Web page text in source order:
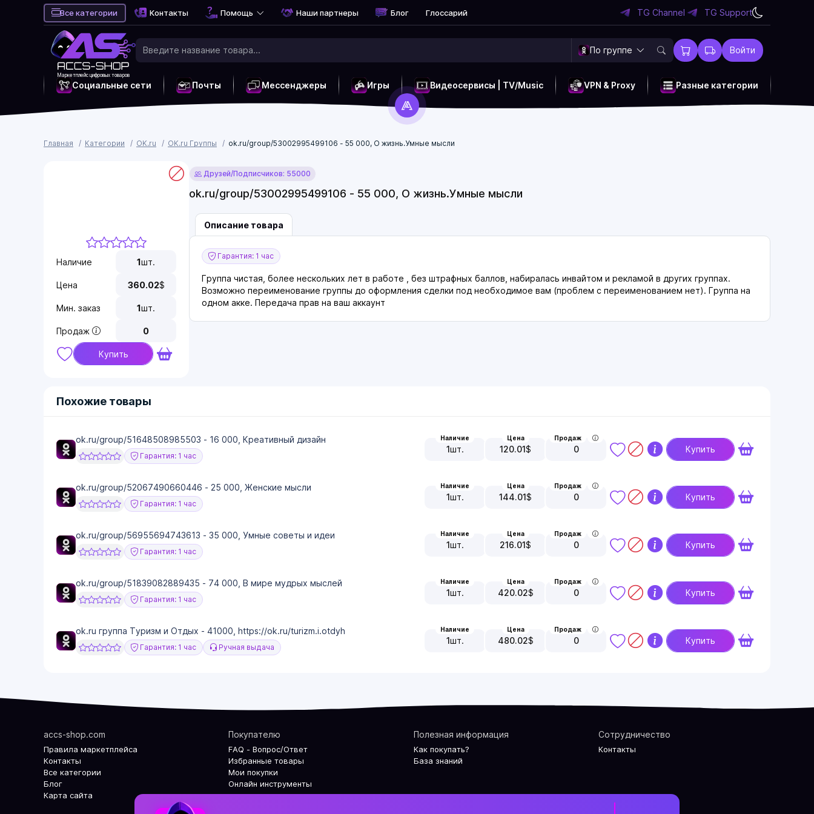
Все категории Контакты Помощь Наши партнеры Блог Глоссарий TG Channel TG Support
Маркетплейс цифровых товаров
По группе Войти
Социальные сети Почты Мессенджеры Игры Видеосервисы | TV/Music VPN & Proxy Разные категории
Главная Категории OK.ru OK.ru Группы ok.ru/group/53002995499106 - 55 000, О жизнь.Умные мысли
Наличие 1шт.
Цена 360.02$
Мин. заказ 1шт.
Продаж 0
Купить
Друзей/Подписчиков: 55000
ok.ru/group/53002995499106 - 55 000, О жизнь.Умные мысли
Описание товара
Гарантия: 1 час
Группа чистая, более нескольких лет в работе , без штрафных баллов, набиралась инвайтом и рекламой в других группах.
Возможно переименование группы до оформления сделки под необходимое вам (проблем с переименованием нет). Группа на
одном акке. Передача прав на ваш аккаунт
Похожие товары
ok.ru/group/51648508985503 - 16 000, Креативный дизайн
Гарантия: 1 час
Наличие
1шт.
Цена
120.01$
Продаж
0 Купить
ok.ru/group/52067490660446 - 25 000, Женские мысли
Гарантия: 1 час
Наличие
1шт.
Цена
144.01$
Продаж
0 Купить
ok.ru/group/56955694743613 - 35 000, Умные советы и идеи
Гарантия: 1 час
Наличие
1шт.
Цена
216.01$
Продаж
0 Купить
ok.ru/group/51839082889435 - 74 000, В мире мудрых мыслей
Гарантия: 1 час
Наличие
1шт.
Цена
420.02$
Продаж
0 Купить
ok.ru группа Туризм и Отдых - 41000, https://ok.ru/turizm.i.otdyh
Гарантия: 1 час Ручная выдача
Наличие
1шт.
Цена
480.02$
Продаж
0 Купить
accs-shop.com
Правила маркетплейса
Контакты
Все категории
Блог
Карта сайта
Покупателю
FAQ - Вопрос/Ответ
Избранные товары
Мои покупки
Онлайн инструменты
Полезная информация
Как покупать?
База знаний
Сотрудничество
Контакты